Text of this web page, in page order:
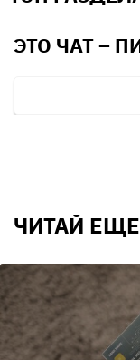
ЭТО ЧАТ –
ЧИТАЙ ЕЩЕ